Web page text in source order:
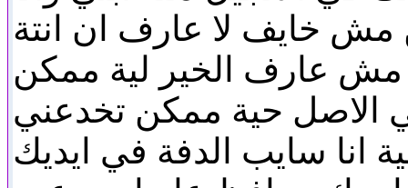
مش خايف لا عارف ان انتة
مش عارف الخير لية ممكن
الاصل حية ممكن تخدعني
انا سايب الدفة في ايديك